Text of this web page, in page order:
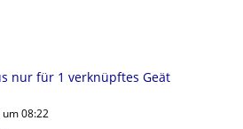
nur für 1 verknüpftes Geät
08:22